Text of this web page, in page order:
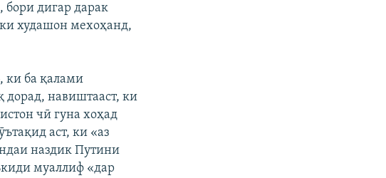
бори дигар дарак
худашон мехоҳанд,
ки ба қалами
дорад, навиштааст, ки
чӣ гуна хоҳад
аст, ки «аз
наздик Путини
муаллиф «дар